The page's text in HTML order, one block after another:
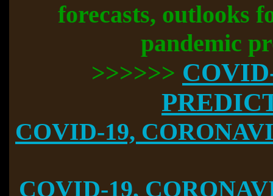
forecasts, outlooks
pandemic
>>>>>>
COVID-19,
COVID-19,